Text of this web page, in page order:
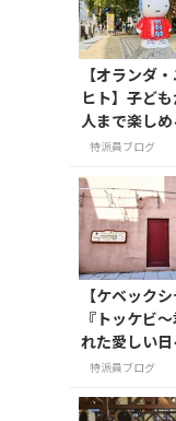
【オランダ
ヒト】子ど
人まで楽しめ
フィーミュー
フィースポ
紹介
特派員ブログ
【ケベックシ
『トッケビ
れた愛しい日
の撮影地を訪
特派員ブログ